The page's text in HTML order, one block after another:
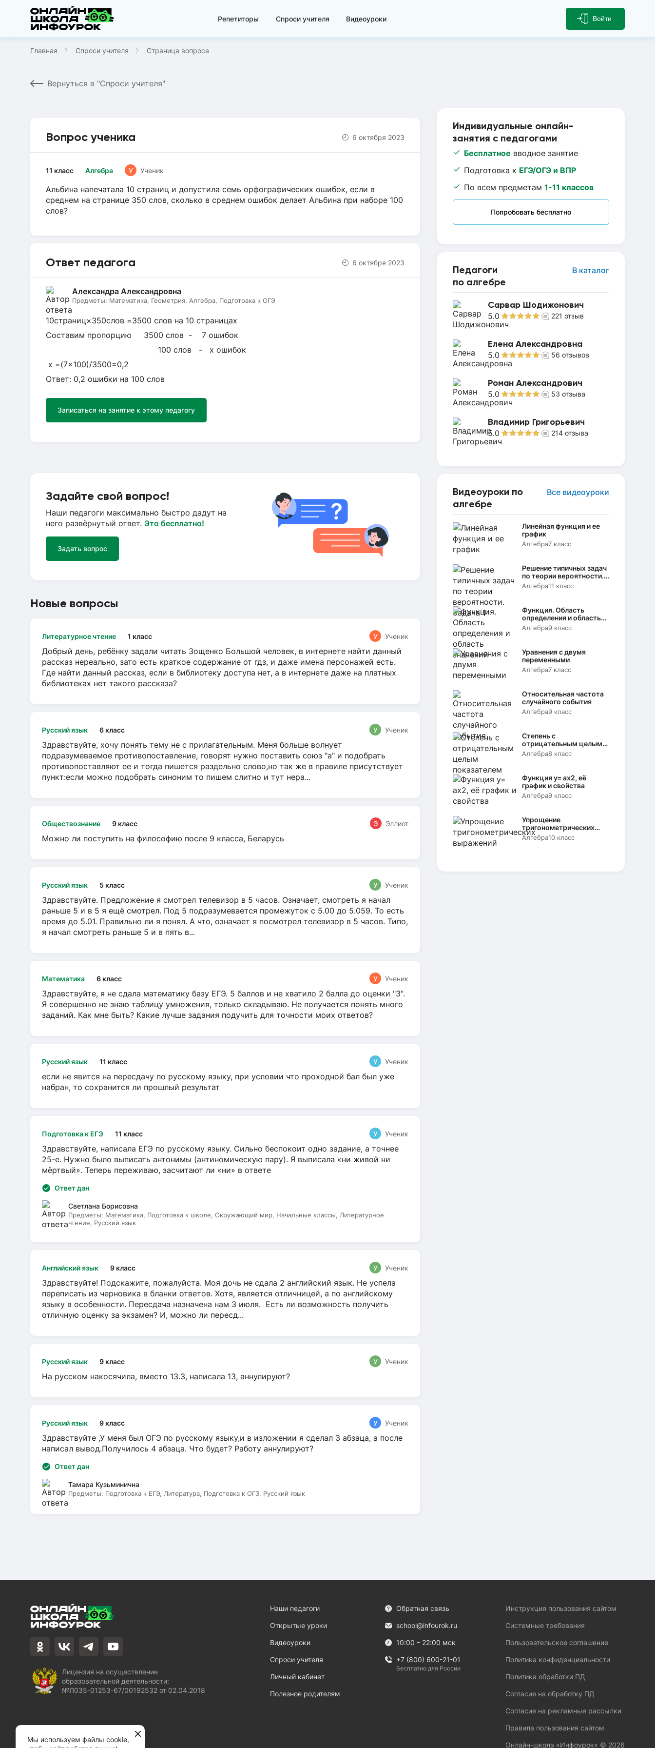
Репетиторы Спроси учителя Видеоуроки Войти
Главная Спроси учителя Страница вопроса
Вернуться в "Спроси учителя"
Индивидуальные онлайн-
занятия с педагогами
Бесплатное вводное занятие
Подготовка к ЕГЭ/ОГЭ и ВПР
По всем предметам 1-11 классов
Попробовать бесплатно
Педагоги
по алгебре
В каталог
Сарвар Шодижонович
5.0 221 отзыв
Елена Александровна
5.0 56 отзывов
Роман Александрович
5.0 53 отзыва
Владимир Григорьевич
5.0 214 отзыва
Видеоуроки по
алгебре
Все видеоуроки
Линейная функция и ее
график
Алгебра7 класс
Решение типичных задач
по теории вероятности.
Задача 1
Алгебра11 класс
Функция. Область
определения и область
значений
Алгебра9 класс
Уравнения с двумя
переменными
Алгебра7 класс
Относительная частота
случайного события
Алгебра9 класс
Степень с
отрицательным целым
показателем
Алгебра8 класс
Функция y= аx2, её
график и свойства
Алгебра9 класс
Упрощение
тригонометрических
выражений
Алгебра10 класс
Вопрос ученика 6 октября 2023
Алгебра
11 класс У Ученик
Альбина напечатала 10 страниц и допустила семь орфографических ошибок, если в
среднем на странице 350 слов, сколько в среднем ошибок делает Альбина при наборе 100
слов?
Ответ педагога 6 октября 2023
Александра Александровна
Предметы: Математика, Геометрия, Алгебра, Подготовка к ОГЭ
10страниц×350слов =3500 слов на 10 страницах
Составим пропорцию 3500 слов - 7 ошибок
100 слов - х ошибок
х =(7×100)/3500=0,2
Ответ: 0,2 ошибки на 100 слов
Записаться на занятие к этому педагогу
Задайте свой вопрос!
Наши педагоги максимально быстро дадут на
него развёрнутый ответ. Это бесплатно!
Задать вопрос
Новые вопросы
Литературное чтение 1 класс У Ученик
Добрый день, ребёнку задали читать Зощенко Большой человек, в интернете найти данный
рассказ нереально, зато есть краткое содержание от гдз, и даже имена персонажей есть.
Где найти данный рассказ, если в библиотеку доступа нет, а в интернете даже на платных
библиотеках нет такого рассказа?
Русский язык 6 класс У Ученик
Здравствуйте, хочу понять тему не с прилагательным. Меня больше волнует
подразумеваемое противопоставление, говорят нужно поставить союз "а" и подобрать
противопоставляют ее и тогда пишется раздельно слово,но так же в правиле присутствует
пункт:если можно подобрать синоним то пишем слитно и тут нера...
Обществознание 9 класс Э Эллиот
Можно ли поступить на философию после 9 класса, Беларусь
Русский язык 5 класс У Ученик
Здравствуйте. Предложение я смотрел телевизор в 5 часов. Означает, смотреть я начал
раньше 5 и в 5 я ещё смотрел. Под 5 подразумевается промежуток с 5.00 до 5.059. То есть
время до 5.01. Правильно ли я понял. А что, означает я посмотрел телевизор в 5 часов. Типо,
я начал смотреть раньше 5 и в пять в...
Математика 6 класс У Ученик
Здравствуйте, я не сдала математику базу ЕГЭ. 5 баллов и не хватило 2 балла до оценки "3".
Я совершенно не знаю таблицу умножения, только складываю. Не получается понять много
заданий. Как мне быть? Какие лучше задания подучить для точности моих ответов?
Русский язык 11 класс У Ученик
если не явится на пересдачу по русскому языку, при условии что проходной бал был уже
набран, то сохранится ли прошлый результат
Подготовка к ЕГЭ 11 класс У Ученик
Здравствуйте, написала ЕГЭ по русскому языку. Сильно беспокоит одно задание, а точнее
25-е. Нужно было выписать антонимы (антиномическую пару). Я выписала «ни живой ни
мёртвый». Теперь переживаю, засчитают ли «ни» в ответе
Ответ дан
Светлана Борисовна
Предметы: Математика, Подготовка к школе, Окружающий мир, Начальные классы, Литературное
чтение, Русский язык
Английский язык 9 класс У Ученик
Здравствуйте! Подскажите, пожалуйста. Моя дочь не сдала 2 английский язык. Не успела
переписать из черновика в бланки ответов. Хотя, является отличницей, а по английскому
языку в особенности. Пересдача назначена нам 3 июля. Есть ли возможность получить
отличную оценку за экзамен? И, можно ли пересд...
Русский язык 9 класс У Ученик
На русском накосячила, вместо 13.3, написала 13, аннулируют?
Русский язык 9 класс У Ученик
Здравствуйте ,У меня был ОГЭ по русскому языку,и в изложении я сделал 3 абзаца, а после
написал вывод.Получилось 4 абзаца. Что будет? Работу аннулируют?
Ответ дан
Тамара Кузьминична
Предметы: Подготовка к ЕГЭ, Литература, Подготовка к ОГЭ, Русский язык
Лицензия на осуществление
образовательной деятельности:
№Л035-01253-67/00192532 от 02.04.2018
Наши педагоги
Открытые уроки
Видеоуроки
Спроси учителя
Личный кабинет
Полезное родителям
Обратная связь
school@infourok.ru
10:00 – 22:00 мск
+7 (800) 600-21-01
Бесплатно для России
Инструкция пользования сайтом
Системные требования
Пользовательское соглашение
Политика конфиденциальности
Политика обработки ПД
Согласие на обработку ПД
Согласие на рекламные рассылки
Правила пользования сайтом
Онлайн-школа «Инфоурок» © 2026
Мы используем файлы cookie,